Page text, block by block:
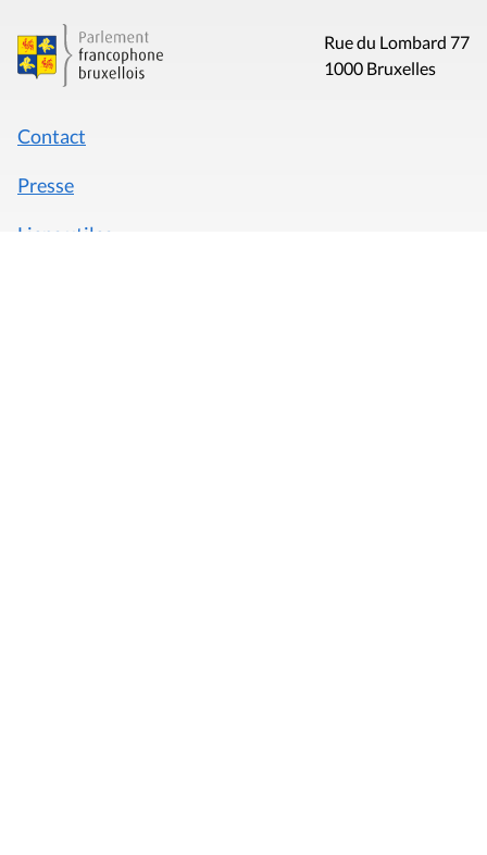
Rue du Lombard 77
1000 Bruxelles
Contact
Presse
Liens utiles